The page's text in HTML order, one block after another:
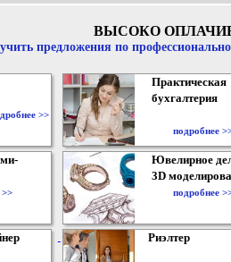
ВЫСОКО
предложения по
>>
Практическая
бухгалтерия
подробнее
>>
Ювелирное
3D
подробнее
Риэлтер